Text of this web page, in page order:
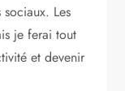
Les
je ferai tout
et devenir